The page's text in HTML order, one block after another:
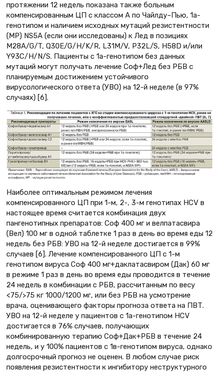
протяжении 12 недель показана также больным
компенсированным ЦП с классом А по Чайлду–Пью, 1а-
генотипом и наличием исходных мутаций резистентности
(МР) NS5A (если они исследованы) к Лед в позициях
M28A/G/T, Q30E/G/H/K/R, L31M/V, P32L/S, H58D и/или
Y93C/H/N/S. Пациенты с 1а-генотипом без данных
мутаций могут получать лечение Соф+Лед без РБВ с
планируемым достижением устойчивого
вирусологического ответа (УВО) на 12-й неделе (в 97%
случаях) [6].
Наиболее оптимальным режимом лечения
компенсированного ЦП при 1-м, 2-, 3-м генотипах HCV в
настоящее время считается комбинация двух
пангенотипных препаратов: Соф 400 мг и велпатасвира
(Вел) 100 мг в одной таблетке 1 раз в день во время еды 12
недель без РБВ: УВО на 12-й неделе достигается в 99%
случаев [6]. Лечение компенсированного ЦП с 1-м
генотипом вируса Соф 400 мг+даклатасвиром (Дак) 60 мг
в режиме 1 раз в день во время еды проводится в течение
24 недель в комбинации с РБВ, рассчитанным по весу
<75/>75 кг 1000/1200 мг, или без РБВ на усмотрение
врача, оценивающего факторы прогноза ответа на ПВТ.
УВО на 12-й неделе у пациентов с 1а-генотипом HCV
достигается в 76% случаев, получающих
комбинированную терапию Соф+Дак+РБВ в течение 24
недель, и у 100% пациентов с 1в-генотипом вируса, однако
долгосрочный прогноз не оценен. В любом случае риск
появления резистентности к ингибитору неструктурного